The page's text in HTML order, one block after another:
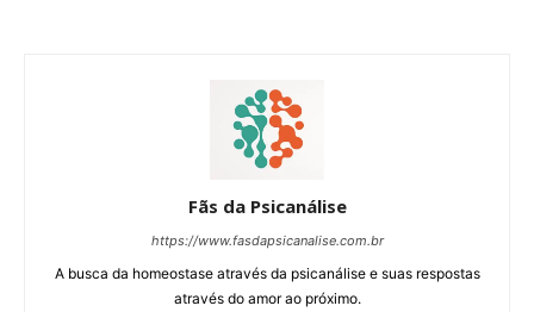
Fãs da Psicanálise
https://www.fasdapsicanalise.com.br
A busca da homeostase através da psicanálise e suas respostas
através do amor ao próximo.